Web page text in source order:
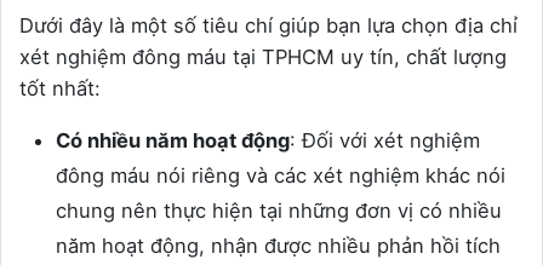
Dưới đây là một số tiêu chí giúp bạn lựa chọn địa chỉ
xét nghiệm đông máu tại TPHCM uy tín, chất lượng
tốt nhất:
Có nhiều năm hoạt động: Đối với xét nghiệm
đông máu nói riêng và các xét nghiệm khác nói
chung nên thực hiện tại những đơn vị có nhiều
năm hoạt động, nhận được nhiều phản hồi tích